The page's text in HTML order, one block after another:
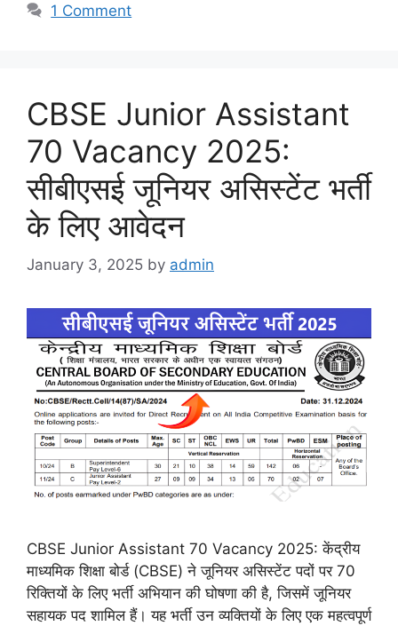
1 Comment
CBSE Junior Assistant
70 Vacancy 2025:
सीबीएसई जूनियर असिस्टेंट भर्ती
के लिए आवेदन
January 3, 2025 by admin
CBSE Junior Assistant 70 Vacancy 2025: केंद्रीय
माध्यमिक शिक्षा बोर्ड (CBSE) ने जूनियर असिस्टेंट पदों पर 70
रिक्तियों के लिए भर्ती अभियान की घोषणा की है, जिसमें जूनियर
सहायक पद शामिल हैं। यह भर्ती उन व्यक्तियों के लिए एक महत्वपूर्ण